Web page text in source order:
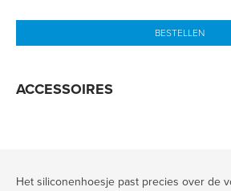
BESTELLEN
ACCESSOIRES
Het siliconenhoesje past precies over de